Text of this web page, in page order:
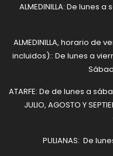
ALMEDINILLA: De lunes
ALMEDINILLA, horario
incluidos):: De lunes a
ATARFE: De de lunes a
JULIO, AGOSTO Y
PULIANAS: De